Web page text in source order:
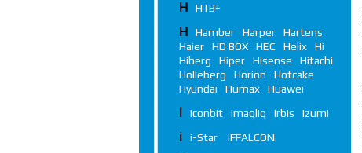
Н НТВ+
H Hamber Harper
Hartens
Haier
HD BOX HEC Helix
Hi
Hiberg
Hiper Hisense
Hitachi
Holleberg
Horion
Hotcake
Hyundai
Humax Huawei
I Iconbit Imaqliq Irbis Izumi
i i-Star iFFALСON